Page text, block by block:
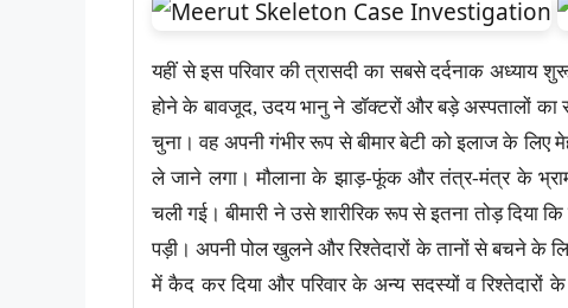
यहीं से इस परिवार की त्रासदी का सबसे दर्दनाक
होने के बावजूद, उदय भानु ने डॉक्टरों और बड़े अस्पतालों
चुना। वह अपनी गंभीर रूप से बीमार बेटी को इलाज के लिए
ले जाने लगा। मौलाना के झाड़-फूंक और तंत्र-मंत्र के
चली गई। बीमारी ने उसे शारीरिक रूप से इतना तोड़ दिया
पड़ी। अपनी पोल खुलने और रिश्तेदारों के तानों से बचने के
में कैद कर दिया और परिवार के अन्य सदस्यों व रिश्तेदारों